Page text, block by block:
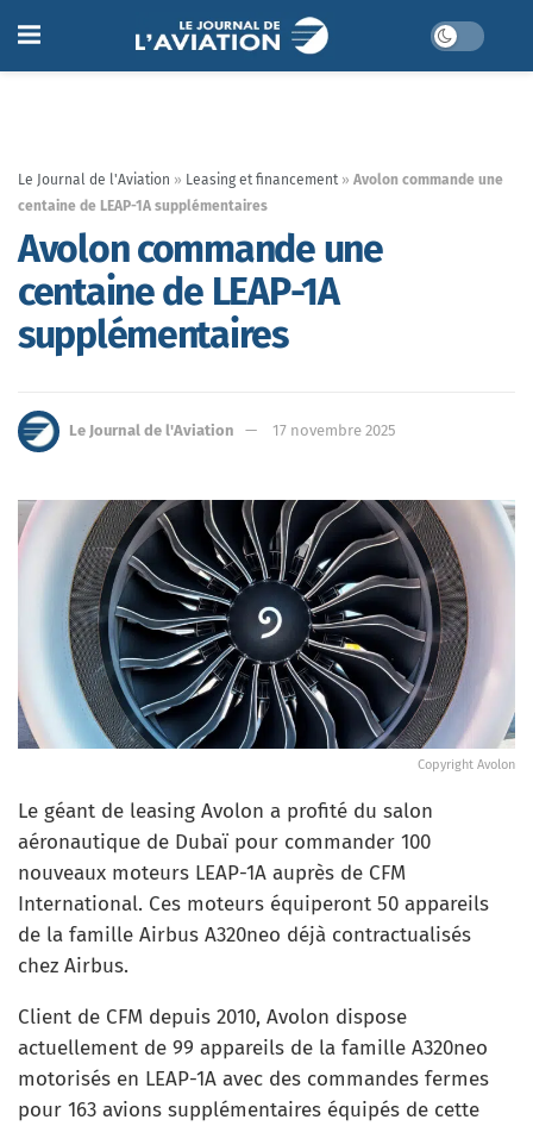
Le Journal de l'Aviation » Leasing et financement » Avolon commande une
centaine de LEAP-1A supplémentaires
Avolon commande une
centaine de LEAP-1A
supplémentaires
Le Journal de l'Aviation 17 novembre 2025
Copyright Avolon
Le géant de leasing Avolon a profité du salon
aéronautique de Dubaï pour commander 100
nouveaux moteurs LEAP-1A auprès de CFM
International. Ces moteurs équiperont 50 appareils
de la famille Airbus A320neo déjà contractualisés
chez Airbus.
Client de CFM depuis 2010, Avolon dispose
actuellement de 99 appareils de la famille A320neo
motorisés en LEAP-1A avec des commandes fermes
pour 163 avions supplémentaires équipés de cette